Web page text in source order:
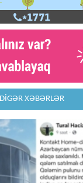
DİGƏR XƏBƏRLƏR